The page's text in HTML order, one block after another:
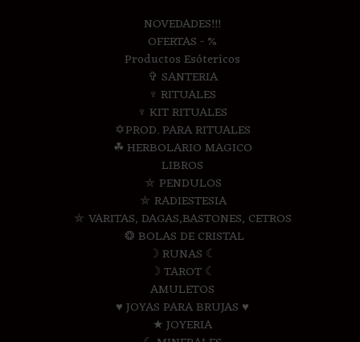
NOVEDADES!!!
OFERTAS - %
Productos Esótericos
✞ SANTERIA
♆ RITUALES
♆ KIT RITUALES
✡PROD. PARA RITUALES
☘ HERBOLARIO MAGICO
LIBROS
⛤ PENDULOS
⛤ RADIESTESIA
⛤ VARITAS, DAGAS,BASTONES, CETROS
❂ BOLAS DE CRISTAL
☽ RUNAS ☾
☽ TAROT ☾
AMULETOS
♥ JOYAS PARA BRUJAS ♥
★ JOYERIA